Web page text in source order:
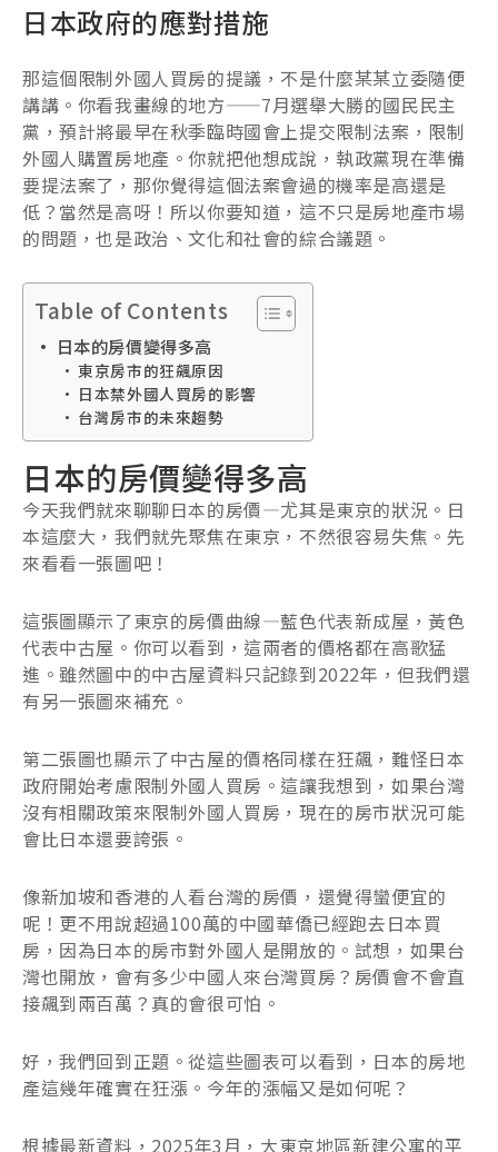
日本政府的應對措施
那這個限制外國人買房的提議，不是什麼某某立委隨便
講講。你看我畫線的地方——7月選舉大勝的國民民主
黨，預計將最早在秋季臨時國會上提交限制法案，限制
外國人購置房地產。你就把他想成說，執政黨現在準備
要提法案了，那你覺得這個法案會過的機率是高還是
低？當然是高呀！所以你要知道，這不只是房地產市場
的問題，也是政治、文化和社會的綜合議題。
Table of Contents
日本的房價變得多高
東京房市的狂飆原因
日本禁外國人買房的影響
台灣房市的未來趨勢
日本的房價變得多高
今天我們就來聊聊日本的房價—尤其是東京的狀況。日
本這麼大，我們就先聚焦在東京，不然很容易失焦。先
來看看一張圖吧！
這張圖顯示了東京的房價曲線—藍色代表新成屋，黃色
代表中古屋。你可以看到，這兩者的價格都在高歌猛
進。雖然圖中的中古屋資料只記錄到2022年，但我們還
有另一張圖來補充。
第二張圖也顯示了中古屋的價格同樣在狂飆，難怪日本
政府開始考慮限制外國人買房。這讓我想到，如果台灣
沒有相關政策來限制外國人買房，現在的房市狀況可能
會比日本還要誇張。
像新加坡和香港的人看台灣的房價，還覺得蠻便宜的
呢！更不用說超過100萬的中國華僑已經跑去日本買
房，因為日本的房市對外國人是開放的。試想，如果台
灣也開放，會有多少中國人來台灣買房？房價會不會直
接飆到兩百萬？真的會很可怕。
好，我們回到正題。從這些圖表可以看到，日本的房地
產這幾年確實在狂漲。今年的漲幅又是如何呢？
根據最新資料，2025年3月，大東京地區新建公寓的平